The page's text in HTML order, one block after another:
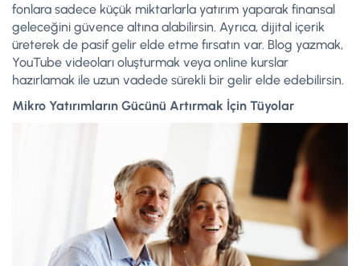
fonlara sadece küçük miktarlarla yatırım yaparak finansal
geleceğini güvence altına alabilirsin. Ayrıca, dijital içerik
üreterek de pasif gelir elde etme fırsatın var. Blog yazmak,
YouTube videoları oluşturmak veya online kurslar
hazırlamak ile uzun vadede sürekli bir gelir elde edebilirsin.
Mikro Yatırımların Gücünü Artırmak İçin Tüyolar